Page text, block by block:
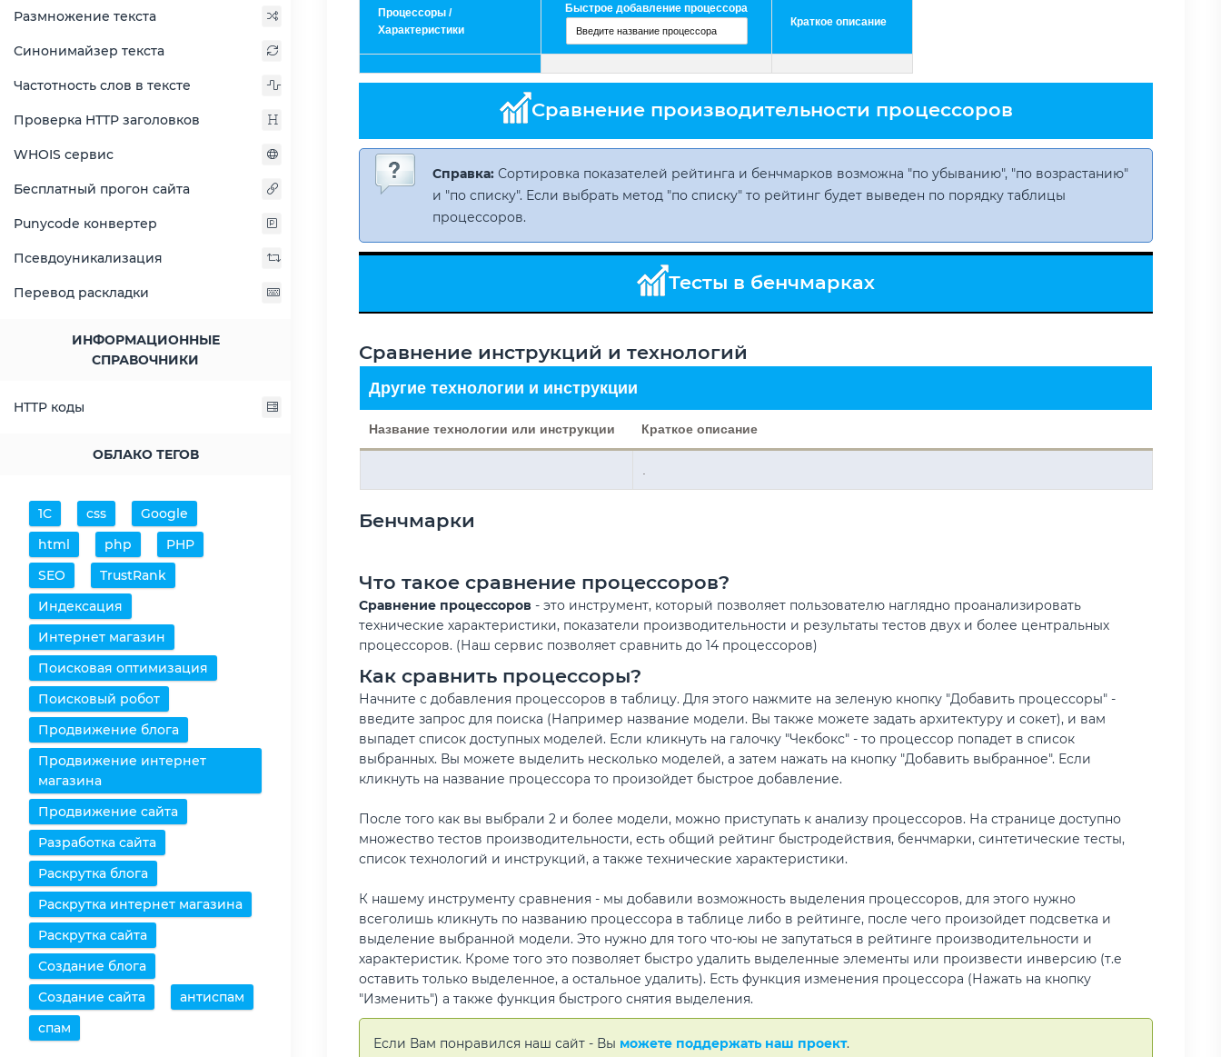
Размножение текста
Синонимайзер текста
Частотность слов в тексте
Проверка HTTP заголовков
WHOIS сервис
Бесплатный прогон сайта
Punycode конвертер
Псевдоуникализация
Перевод раскладки
ИНФОРМАЦИОННЫЕ
СПРАВОЧНИКИ
HTTP коды
ОБЛАКО ТЕГОВ
1С css
Google
html
php
PHP
SEO
TrustRank
Индексация
Интернет магазин
Поисковая оптимизация
Поисковый робот
Продвижение блога
Продвижение интернет
магазина
Продвижение сайта
Разработка сайта
Раскрутка блога
Раскрутка интернет магазина
Раскрутка сайта
Создание блога
Создание сайта
антиспам
спам
Процессоры /
Характеристики
Быстрое добавление процессора
Краткое описание
Сравнение производительности процессоров
Справка: Сортировка показателей рейтинга и бенчмарков возможна "по убыванию", "по возрастанию"
и "по списку". Если выбрать метод "по списку" то рейтинг будет выведен по порядку таблицы
процессоров.
Тесты в бенчмарках
Сравнение инструкций и технологий
Другие технологии и инструкции
Название технологии или инструкции Краткое описание
Бенчмарки
Что такое сравнение процессоров?
Сравнение процессоров - это инструмент, который позволяет пользователю наглядно проанализировать
технические характеристики, показатели производительности и результаты тестов двух и более центральных
процессоров. (Наш сервис позволяет сравнить до 14 процессоров)
Как сравнить процессоры?
Начните с добавления процессоров в таблицу. Для этого нажмите на зеленую кнопку "Добавить процессоры" -
введите запрос для поиска (Например название модели. Вы также можете задать архитектуру и сокет), и вам
выпадет список доступных моделей. Если кликнуть на галочку "Чекбокс" - то процессор попадет в список
выбранных. Вы можете выделить несколько моделей, а затем нажать на кнопку "Добавить выбранное". Если
кликнуть на название процессора то произойдет быстрое добавление.
После того как вы выбрали 2 и более модели, можно приступать к анализу процессоров. На странице доступно
множество тестов производительности, есть общий рейтинг быстродействия, бенчмарки, синтетические тесты,
список технологий и инструкций, а также технические характеристики.
К нашему инструменту сравнения - мы добавили возможность выделения процессоров, для этого нужно
всеголишь кликнуть по названию процессора в таблице либо в рейтинге, после чего произойдет подсветка и
выделение выбранной модели. Это нужно для того что-юы не запутаться в рейтинге производительности и
характеристик. Кроме того это позволяет быстро удалить выделенные элементы или произвести инверсию (т.е
оставить только выделенное, а остальное удалить). Есть функция изменения процессора (Нажать на кнопку
"Изменить") а также функция быстрого снятия выделения.
Если Вам понравился наш сайт - Вы можете поддержать наш проект.